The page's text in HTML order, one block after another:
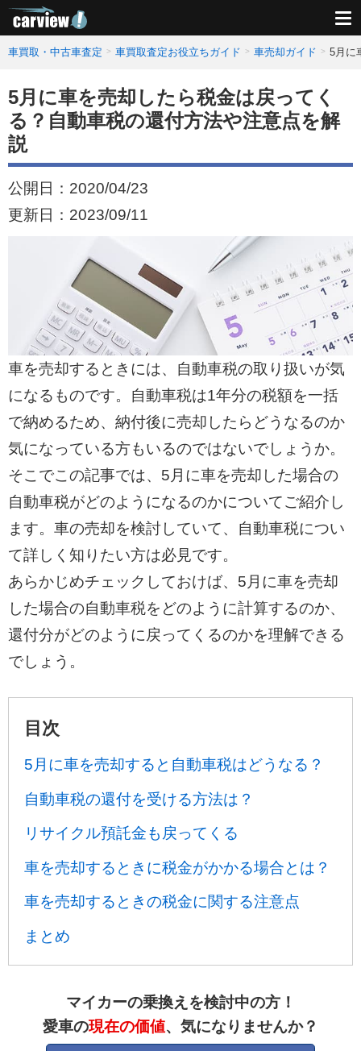
車買取・中古車査定 車買取査定お役立ちガイド 車売却ガイド 5月に
5月に車を売却したら税金は戻ってく
る？自動車税の還付方法や注意点を解
説
公開日： 2020/04/23
更新日： 2023/09/11
車を売却するときには、自動車税の取り扱いが気
になるものです。自動車税は1年分の税額を一括
で納めるため、納付後に売却したらどうなるのか
気になっている方もいるのではないでしょうか。
そこでこの記事では、5月に車を売却した場合の
自動車税がどのようになるのかについてご紹介し
ます。車の売却を検討していて、自動車税につい
て詳しく知りたい方は必見です。
あらかじめチェックしておけば、5月に車を売却
した場合の自動車税をどのように計算するのか、
還付分がどのように戻ってくるのかを理解できる
でしょう。
目次
5月に車を売却すると自動車税はどうなる？
自動車税の還付を受ける方法は？
リサイクル預託金も戻ってくる
車を売却するときに税金がかかる場合とは？
車を売却するときの税金に関する注意点
まとめ
マイカーの乗換えを検討中の方！
愛車の現在の価値、気になりませんか？